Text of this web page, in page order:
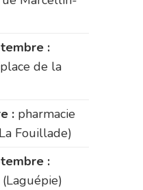
:
de la
: pharmacie
Fouillade)
: